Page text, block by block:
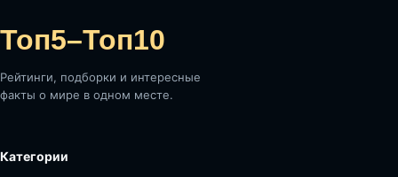
Топ5–Топ10
Рейтинги, подборки и интересные
факты о мире в одном месте.
Категории